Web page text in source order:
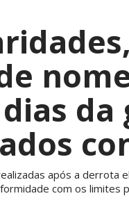
após a
com os limites